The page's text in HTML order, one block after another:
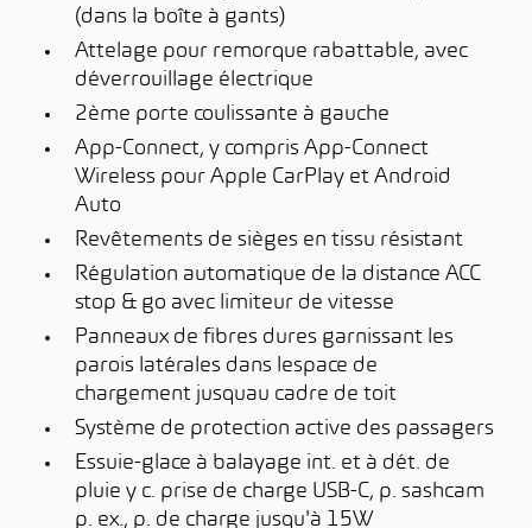
(dans la boîte à gants)
Attelage pour remorque rabattable, avec
déverrouillage électrique
2ème porte coulissante à gauche
App-Connect, y compris App-Connect
Wireless pour Apple CarPlay et Android
Auto
Revêtements de sièges en tissu résistant
Régulation automatique de la distance ACC
stop & go avec limiteur de vitesse
Panneaux de fibres dures garnissant les
parois latérales dans lespace de
chargement jusquau cadre de toit
Système de protection active des passagers
Essuie-glace à balayage int. et à dét. de
pluie y c. prise de charge USB-C, p. sashcam
p. ex., p. de charge jusqu'à 15W